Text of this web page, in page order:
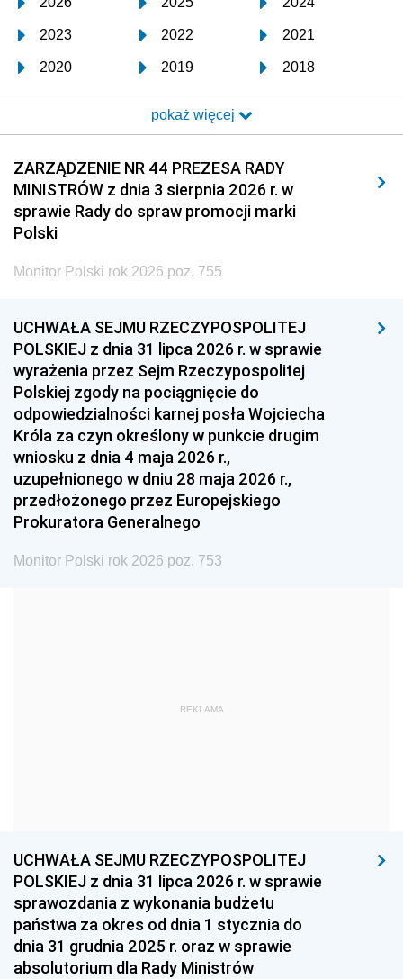
2023 2022 2021
2020 2019 2018
2017 2016 2015
2014 2013 2012
2011 2010 2009
2008 2007 2006
2005
1996 1995 1994
1993 1992 1991
1990 1989
1987 1986 1985
1984 1983
1981 1980 1979
1978 1977
1975 1974
1959
1939 1938 1937
1936 1930
pokaż więcej
ZARZĄDZENIE NR 44 PREZESA RADY
MINISTRÓW z dnia 3 sierpnia 2026 r. w
sprawie Rady do spraw promocji marki
Polski
Monitor Polski rok 2026 poz. 755
UCHWAŁA SEJMU RZECZYPOSPOLITEJ
POLSKIEJ z dnia 31 lipca 2026 r. w sprawie
wyrażenia przez Sejm Rzeczypospolitej
Polskiej zgody na pociągnięcie do
odpowiedzialności karnej posła Wojciecha
Króla za czyn określony w punkcie drugim
wniosku z dnia 4 maja 2026 r.,
uzupełnionego w dniu 28 maja 2026 r.,
przedłożonego przez Europejskiego
Prokuratora Generalnego
Monitor Polski rok 2026 poz. 753
REKLAMA
UCHWAŁA SEJMU RZECZYPOSPOLITEJ
POLSKIEJ z dnia 31 lipca 2026 r. w sprawie
sprawozdania z wykonania budżetu
państwa za okres od dnia 1 stycznia do
dnia 31 grudnia 2025 r. oraz w sprawie
absolutorium dla Rady Ministrów